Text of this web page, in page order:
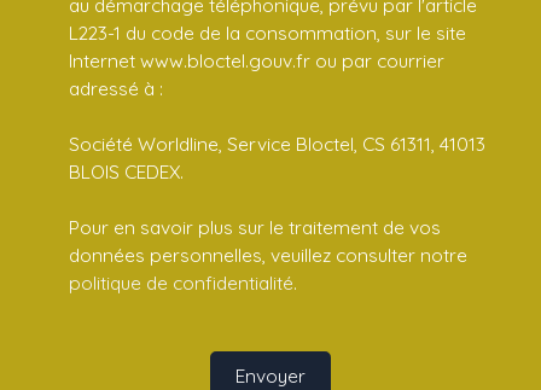
L223-1 du code de la consommation, sur le site
Internet www.bloctel.gouv.fr ou par courrier
adressé à :
Société Worldline, Service Bloctel, CS 61311, 41013
BLOIS CEDEX.
Pour en savoir plus sur le traitement de vos
données personnelles, veuillez consulter notre
politique de confidentialité.
Envoyer